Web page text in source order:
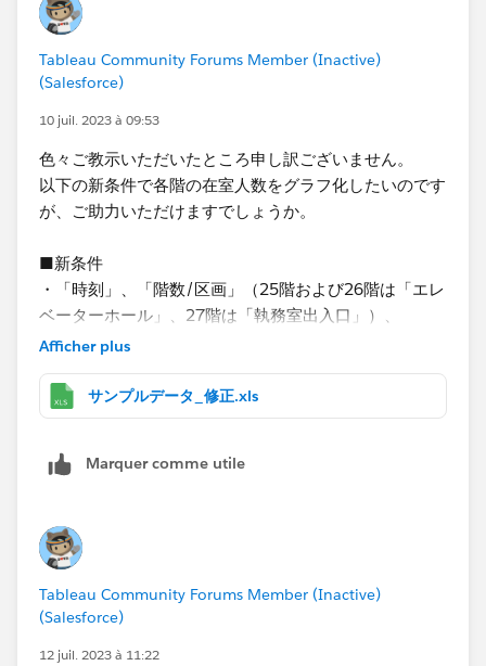
Tableau Community Forums Member (Inactive)
(Salesforce)
10 juil. 2023 à 09:53
色々ご教示いただいたところ申し訳ございません。
以下の新条件で各階の在室人数をグラフ化したいのです
が、ご助力いただけますでしょうか。
■新条件
・「時刻」、「階数/区画」（25階および26階は「エレ
ベーターホール」、27階は「執務室出入口」）、
「操作区分」、「学生ID」を使用して、学生ごとの入退
をグラフ化する。
・対象とするデータは「階数/区画」が25階および26階
※準備室出入口は複数存在するが、区別せず同一のもの
・入退室がセットになっていないデータについては、可
能であればセットのものとは別で入室のみ、退出のみの
件数が分かる様になると大変有難いです。
サンプルデータの構造も少し変更しましたので、添付い
たします。
Afficher plus
サンプルデータ_修正.xls
Marquer comme utile
Tableau Community Forums Member (Inactive)
(Salesforce)
12 juil. 2023 à 11:22